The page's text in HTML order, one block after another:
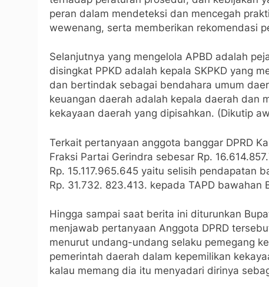
peran dalam mendeteksi dan mencegah
wewenang, serta memberikan rekomendasi
Selanjutnya yang mengelola APBD adalah
disingkat PPKD adalah kepala SKPKD yang
dan bertindak sebagai bendahara umum
keuangan daerah adalah kepala daerah dan
kekayaan daerah yang dipisahkan. (Dikutip
Terkait pertanyaan anggota banggar DPRD
Fraksi Partai Gerindra sebesar Rp.
Rp. 15.117.965.645 yaitu selisih pendapatan
Rp. 31.732. 823.413. kepada TAPD bawahan
Hingga sampai saat berita ini diturunkan
menjawab pertanyaan Anggota DPRD
menurut undang-undang selaku pemegang
pemerintah daerah dalam kepemilikan
kalau memang dia itu menyadari dirinya